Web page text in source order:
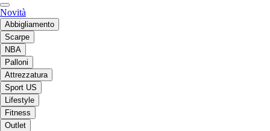
Novità
Abbigliamento
Scarpe
NBA
Palloni
Attrezzatura
Sport US
Lifestyle
Fitness
Outlet